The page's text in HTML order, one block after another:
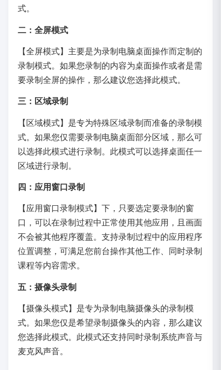
式。
二：全屏模式
【全屏模式】主要是为录制电脑桌面操作而定制的
录制模式。如果您录制的内容为桌面操作或者是需
要录制全屏的操作，那么建议您选择此模式。
三：区域录制
【区域模式】是专为特殊区域录制而准备的录制模
式。如果您仅需要录制电脑桌面部分区域，那么可
以选择此模式进行录制。此模式可以选择桌面任一
区域进行录制。
四：应用窗口录制
【应用窗口录制模式】下，只要选定要录制的窗
口，可以在录制过程中正常使用其他应用，且画面
不会被其他程序覆盖。支持录制过程中的应用程序
位置调整，可满足您前台操作其他工作、同时录制
课程等内容需求。
五：摄像头录制
【摄像头模式】是专为录制电脑摄像头的录制模
式。如果您仅是希望录制摄像头的内容，那么建议
您选择此模式。此模式还支持同时录制系统声音与
麦克风声音。